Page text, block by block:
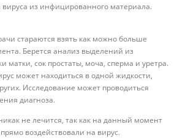
из инфицированного материала.
стараются взять как можно больше
Берется анализ выделений из
матки, сок простаты, моча, сперма и уретра.
может находиться в одной жидкости,
Исследование может проводиться
диагноза.
не лечится, так как на данный момент
воздействовали на вирус.